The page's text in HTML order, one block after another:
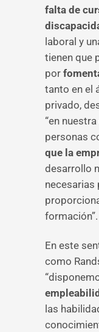
falta de
laboral y
tienen que
por
tanto en el
privado,
“en
personas
que la
desarrollo
necesarias
formación”.
En este
como
las